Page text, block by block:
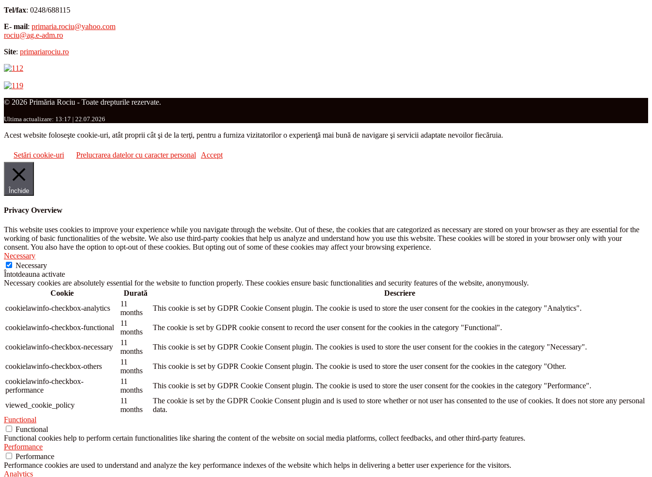
Tel/fax: 0248/688115
E- mail: primaria.rociu@yahoo.com
rociu@ag.e-adm.ro
Site: primariarociu.ro
© 2026 Primăria Rociu - Toate drepturile rezervate.
Ultima actualizare: 13:17 | 22.07.2026
Acest website foloseşte cookie-uri, atât proprii cât şi de la terţi, pentru a furniza vizitatorilor o experienţă mai bună de navigare şi servicii adaptate nevoilor fiecăruia.
Setări cookie-uri Prelucrarea datelor cu caracter personal Accept
Închide
Privacy Overview
This website uses cookies to improve your experience while you navigate through the website. Out of these, the cookies that are categorized as necessary are stored on your browser as they are essential for the
working of basic functionalities of the website. We also use third-party cookies that help us analyze and understand how you use this website. These cookies will be stored in your browser only with your
consent. You also have the option to opt-out of these cookies. But opting out of some of these cookies may affect your browsing experience.
Necessary
Necessary
Întotdeauna activate
Necessary cookies are absolutely essential for the website to function properly. These cookies ensure basic functionalities and security features of the website, anonymously.
Cookie
Durată
Descriere
cookielawinfo-checkbox-analytics
11
months
This cookie is set by GDPR Cookie Consent plugin. The cookie is used to store the user consent for the cookies in the category "Analytics".
cookielawinfo-checkbox-functional
11
months
The cookie is set by GDPR cookie consent to record the user consent for the cookies in the category "Functional".
cookielawinfo-checkbox-necessary
11
months
This cookie is set by GDPR Cookie Consent plugin. The cookies is used to store the user consent for the cookies in the category "Necessary".
cookielawinfo-checkbox-others
11
months
This cookie is set by GDPR Cookie Consent plugin. The cookie is used to store the user consent for the cookies in the category "Other.
cookielawinfo-checkbox-
performance
11
months
This cookie is set by GDPR Cookie Consent plugin. The cookie is used to store the user consent for the cookies in the category "Performance".
viewed_cookie_policy
11
months
The cookie is set by the GDPR Cookie Consent plugin and is used to store whether or not user has consented to the use of cookies. It does not store any personal
data.
Functional
Functional
Functional cookies help to perform certain functionalities like sharing the content of the website on social media platforms, collect feedbacks, and other third-party features.
Performance
Performance
Performance cookies are used to understand and analyze the key performance indexes of the website which helps in delivering a better user experience for the visitors.
Analytics